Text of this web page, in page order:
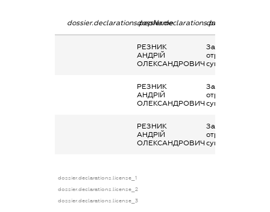
dossier.declarations.pepNamedossier.declarations.personName
РЕЗНИК
АНДРІЙ
ОЛЕКСАНДРОВИЧ
Заробітна плата
отримана за
сумісництвом
РЕЗНИК
АНДРІЙ
ОЛЕКСАНДРОВИЧ
Заробітна плата
отримана за
сумісництвом
РЕЗНИК
АНДРІЙ
ОЛЕКСАНДРОВИЧ
Заробітна плата
отримана за
сумісництвом
dossier.declarations.license_1
dossier.declarations.license_2
dossier.declarations.license_3